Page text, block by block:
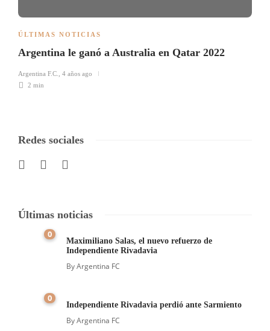
ÚLTIMAS NOTICIAS
Argentina le ganó a Australia en Qatar 2022
Argentina F.C.
4 años ago
2 min
Redes sociales
Últimas noticias
0
Maximiliano Salas, el nuevo refuerzo de
Independiente Rivadavia
ByArgentina FC
0
Independiente Rivadavia perdió ante Sarmiento
ByArgentina FC